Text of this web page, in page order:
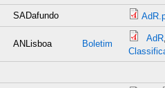
SADafundo
ANLisboa Boletim
AdR